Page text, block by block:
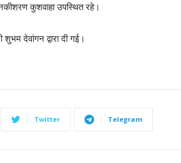
कुशवाहा उपस्थित रहे।
शुभम देवांगन द्वारा दी गई।
Twitter Telegram